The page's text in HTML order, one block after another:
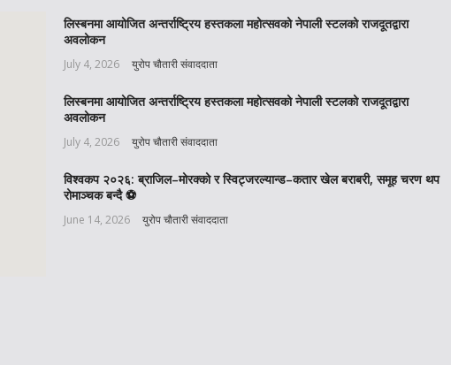
लिस्बनमा आयोजित अन्तर्राष्ट्रिय हस्तकला महोत्सवको नेपाली स्टलको राजदूतद्वारा
अवलोकन
July 4, 2026 युरोप चौतारी संवाददाता
लिस्बनमा आयोजित अन्तर्राष्ट्रिय हस्तकला महोत्सवको नेपाली स्टलको राजदूतद्वारा
अवलोकन
July 4, 2026 युरोप चौतारी संवाददाता
विश्वकप २०२६: ब्राजिल–मोरक्को र स्विट्जरल्यान्ड–कतार खेल बराबरी, समूह चरण थप
रोमाञ्चक बन्दै ⚽️
June 14, 2026 युरोप चौतारी संवाददाता